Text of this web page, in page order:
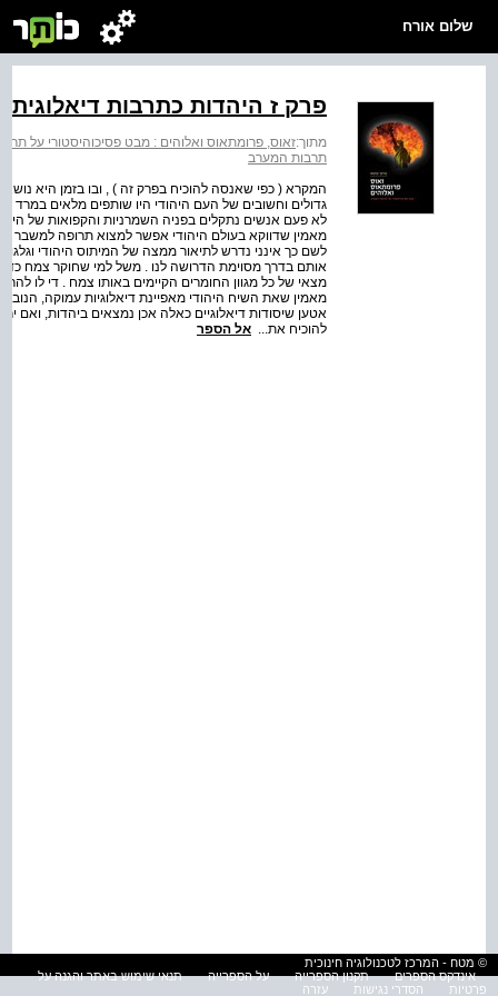
שלום אורח
פרק ז היהדות כתרבות דיאלוגית
מתוך:זאוס, פרומתאוס ואלוהים : מבט פסיכוהיסטורי על
תרבות המערב
המקרא ( כפי שאנסה להוכיח בפרק זה ) , ובו בזמן היא
גדולים וחשובים של העם היהודי היו שותפים מלאים
לא פעם אנשים נתקלים בפניה השמרניות והקפואות של
מאמין שדווקא בעולם היהודי אפשר למצוא תרופה למשבר
לשם כך אינני נדרש לתיאור ממצה של המיתוס היהודי
אותם בדרך מסוימת הדרושה לנו . משל למי שחוקר צמח כדי
מצאי של כל מגוון החומרים הקיימים באותו צמח . די לו
מאמין שאת השיח היהודי מאפיינת דיאלוגיות עמוקה,
אטען שיסודות דיאלוגיים כאלה אכן נמצאים ביהדות, ואם
להוכיח את... אל הספר
© מטח - המרכז לטכנולוגיה חינוכית
אינדקס הספרים
תקנון הספרייה על הספרייה
תנאי שימוש באתר והגנה על
פרטיות
הסדרי נגישות עזרה